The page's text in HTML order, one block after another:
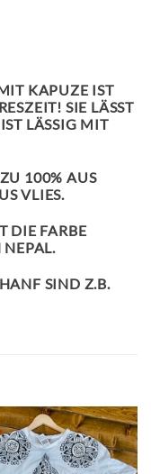
KAPUZE IST
SIE LÄSST
LÄSSIG MIT
100% AUS H
VLIES.
DIE FARBE
SIND Z.B.